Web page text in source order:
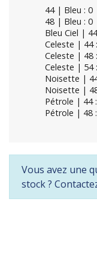
44 | Bleu : 0
48 | Bleu : 0
Bleu Ciel |
Celeste | 44
Celeste | 48
Celeste | 54
Noisette |
Noisette |
Pétrole | 44
Pétrole | 48
Vous avez une
stock ?